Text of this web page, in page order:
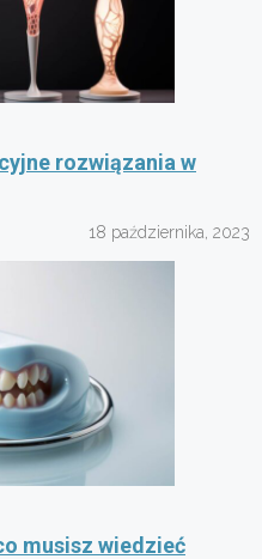
rozwiązania w
18 października, 2023
musisz wiedzieć